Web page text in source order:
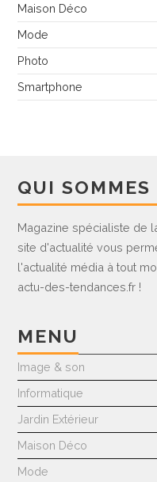
Maison Déco
Mode
Photo
Smartphone
QUI SOMMES
Magazine spécialiste de
site d'actualité vous
l'actualité média à tout
actu-des-tendances.fr !
MENU
Image & son
Informatique
Jardin Extérieur
Maison Déco
Mode